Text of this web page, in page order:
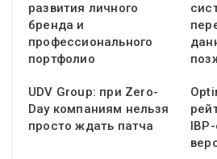
развития личного
бренда и
профессионального
портфолио
UDV Group: при Zero-
Day компаниям нельзя
просто ждать патча